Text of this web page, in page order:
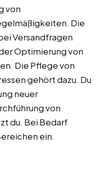
von
Die
Versandfragen
Optimierung von
Die Pflege von
gehört dazu. Du
neuer
von
du. Bei Bedarf
ein.